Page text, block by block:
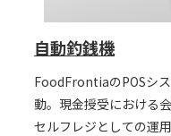
自動釣銭機
FoodFrontiaのPOSシ
動。現金授受における
セルフレジとしての運